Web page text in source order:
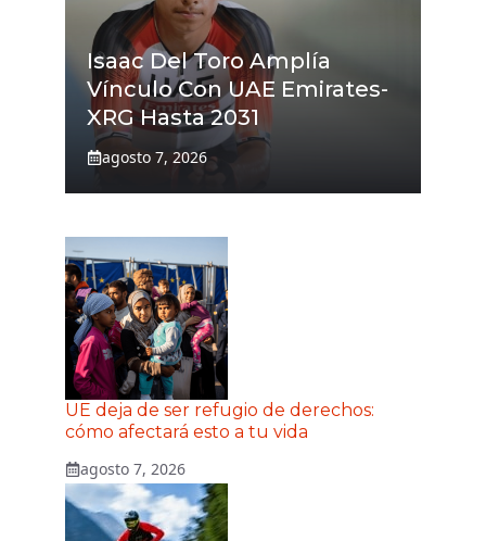
Isaac Del Toro Amplía
Vínculo Con UAE Emirates-
XRG Hasta 2031
agosto 7, 2026
UE deja de ser refugio de derechos:
cómo afectará esto a tu vida
agosto 7, 2026